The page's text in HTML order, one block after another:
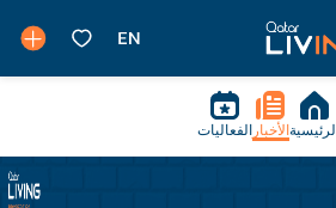
الرئيسية الأخبار الفعاليات